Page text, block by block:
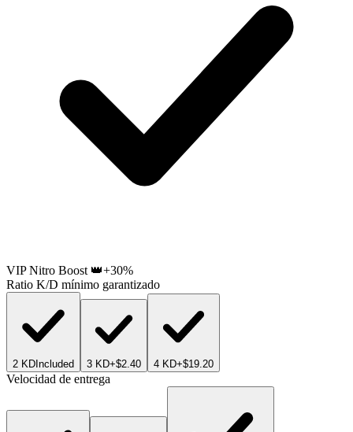
VIP Nitro Boost 👑+30%
Ratio K/D mínimo garantizado
2 KD Included 3 KD+$2.40 4 KD+$19.20
Velocidad de entrega